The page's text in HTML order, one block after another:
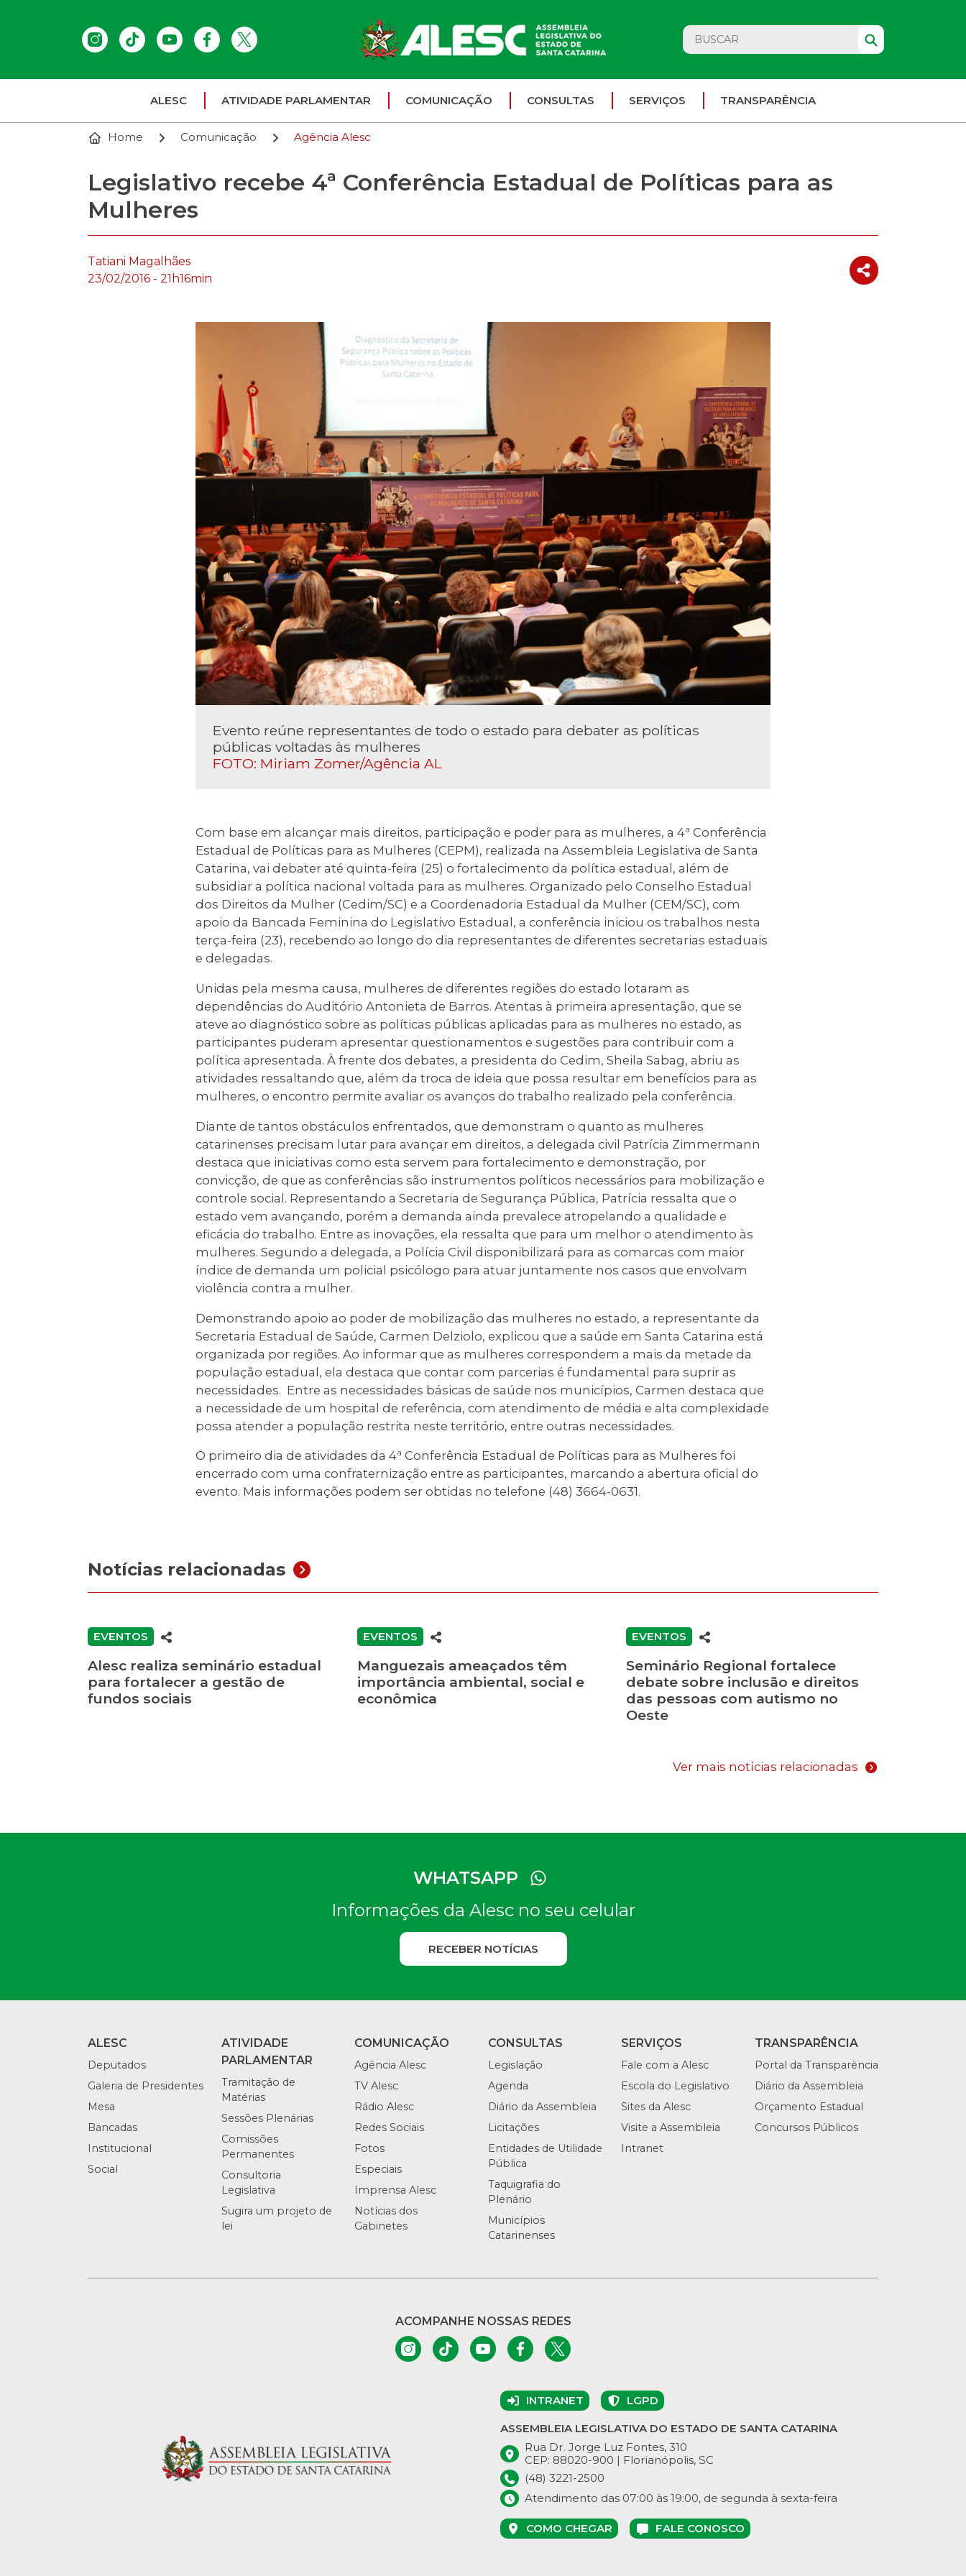
ALESC ATIVIDADE PARLAMENTAR COMUNICAÇÃO CONSULTAS SERVIÇOS TRANSPARÊNCIA
Home Comunicação Agência Alesc
Legislativo recebe 4ª Conferência Estadual de Políticas para as
Mulheres
Tatiani Magalhães
23/02/2016 - 21h16min
Evento reúne representantes de todo o estado para debater as políticas
públicas voltadas às mulheres
FOTO: Miriam Zomer/Agência AL
Com base em alcançar mais direitos, participação e poder para as mulheres, a 4ª Conferência
Estadual de Políticas para as Mulheres (CEPM), realizada na Assembleia Legislativa de Santa
Catarina, vai debater até quinta-feira (25) o fortalecimento da política estadual, além de
subsidiar a política nacional voltada para as mulheres. Organizado pelo Conselho Estadual
dos Direitos da Mulher (Cedim/SC) e a Coordenadoria Estadual da Mulher (CEM/SC), com
apoio da Bancada Feminina do Legislativo Estadual, a conferência iniciou os trabalhos nesta
terça-feira (23), recebendo ao longo do dia representantes de diferentes secretarias estaduais
e delegadas.
Unidas pela mesma causa, mulheres de diferentes regiões do estado lotaram as
dependências do Auditório Antonieta de Barros. Atentas à primeira apresentação, que se
ateve ao diagnóstico sobre as políticas públicas aplicadas para as mulheres no estado, as
participantes puderam apresentar questionamentos e sugestões para contribuir com a
política apresentada. À frente dos debates, a presidenta do Cedim, Sheila Sabag, abriu as
atividades ressaltando que, além da troca de ideia que possa resultar em benefícios para as
mulheres, o encontro permite avaliar os avanços do trabalho realizado pela conferência.
Diante de tantos obstáculos enfrentados, que demonstram o quanto as mulheres
catarinenses precisam lutar para avançar em direitos, a delegada civil Patrícia Zimmermann
destaca que iniciativas como esta servem para fortalecimento e demonstração, por
convicção, de que as conferências são instrumentos políticos necessários para mobilização e
controle social. Representando a Secretaria de Segurança Pública, Patrícia ressalta que o
estado vem avançando, porém a demanda ainda prevalece atropelando a qualidade e
eficácia do trabalho. Entre as inovações, ela ressalta que para um melhor o atendimento às
mulheres. Segundo a delegada, a Polícia Civil disponibilizará para as comarcas com maior
índice de demanda um policial psicólogo para atuar juntamente nos casos que envolvam
violência contra a mulher.
Demonstrando apoio ao poder de mobilização das mulheres no estado, a representante da
Secretaria Estadual de Saúde, Carmen Delziolo, explicou que a saúde em Santa Catarina está
organizada por regiões. Ao informar que as mulheres correspondem a mais da metade da
população estadual, ela destaca que contar com parcerias é fundamental para suprir as
necessidades. Entre as necessidades básicas de saúde nos municípios, Carmen destaca que
a necessidade de um hospital de referência, com atendimento de média e alta complexidade
possa atender a população restrita neste território, entre outras necessidades.
O primeiro dia de atividades da 4ª Conferência Estadual de Políticas para as Mulheres foi
encerrado com uma confraternização entre as participantes, marcando a abertura oficial do
evento. Mais informações podem ser obtidas no telefone (48) 3664-0631.
Notícias relacionadas
EVENTOS
Alesc realiza seminário estadual
para fortalecer a gestão de
fundos sociais
EVENTOS
Manguezais ameaçados têm
importância ambiental, social e
econômica
EVENTOS
Seminário Regional fortalece
debate sobre inclusão e direitos
das pessoas com autismo no
Oeste
Ver mais notícias relacionadas
WHATSAPP
Informações da Alesc no seu celular
RECEBER NOTÍCIAS
ALESC
Deputados
Galeria de Presidentes
Mesa
Bancadas
Institucional
Social
ATIVIDADE
PARLAMENTAR
Tramitação de
Matérias
Sessões Plenárias
Comissões
Permanentes
Consultoria
Legislativa
Sugira um projeto de
lei
COMUNICAÇÃO
Agência Alesc
TV Alesc
Rádio Alesc
Redes Sociais
Fotos
Especiais
Imprensa Alesc
Notícias dos
Gabinetes
CONSULTAS
Legislação
Agenda
Diário da Assembleia
Licitações
Entidades de Utilidade
Pública
Taquigrafia do
Plenário
Municípios
Catarinenses
SERVIÇOS
Fale com a Alesc
Escola do Legislativo
Sites da Alesc
Visite a Assembleia
Intranet
TRANSPARÊNCIA
Portal da Transparência
Diário da Assembleia
Orçamento Estadual
Concursos Públicos
ACOMPANHE NOSSAS REDES
INTRANET LGPD
ASSEMBLEIA LEGISLATIVA DO ESTADO DE SANTA CATARINA
Rua Dr. Jorge Luz Fontes, 310
CEP: 88020-900 | Florianópolis, SC
(48) 3221-2500
Atendimento das 07:00 às 19:00, de segunda à sexta-feira
COMO CHEGAR FALE CONOSCO